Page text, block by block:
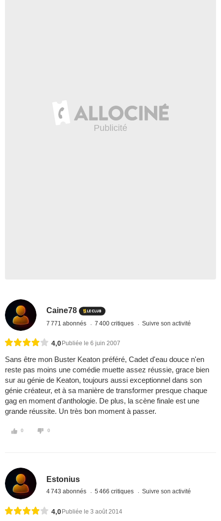
Caine78
7 771 abonnés 7 400 critiques Suivre son activité
4,0 Publiée le 6 juin 2007
Sans être mon Buster Keaton préféré, Cadet d'eau douce n'en
reste pas moins une comédie muette assez réussie, grace bien
sur au génie de Keaton, toujours aussi exceptionnel dans son
génie créateur, et à sa manière de transformer presque chaque
gag en moment d'anthologie. De plus, la scène finale est une
grande réussite. Un très bon moment à passer.
0 0
Estonius
4 743 abonnés 5 466 critiques Suivre son activité
4,0 Publiée le 3 août 2014